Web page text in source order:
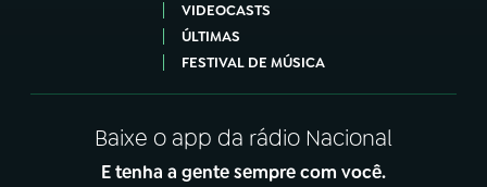
VIDEOCASTS
ÚLTIMAS
FESTIVAL DE MÚSICA
Baixe o app da rádio Nacional
E tenha a gente sempre com você.